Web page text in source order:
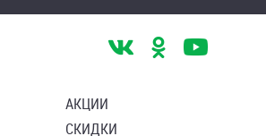
АКЦИИ
СКИДКИ